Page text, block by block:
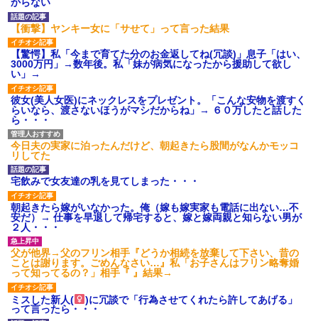
あり)
【ネット騒然】惨殺されたタ
ワマン頂き女子のこの動画、す
げえええええｗｗｗｗｗｗｗｗ
ｗｗｗ
【愕然】白のクラウン俺氏、
高速道路左車線を制限速度で走
った結果wwwwwwwwwwww
百年の恋12-899 食べた量を
張り合ってくる
【悲報】佐藤輝明・・・２軍
でも盛大にやらかす←あまり悲
しませないでくれ
からない
【衝撃】ヤンキー女に「サせて」って言った結果
【驚愕】私「今まで育てた分のお金返してね(冗談)」息子「はい、
3000万円」→数年後。私「妹が病気になったから援助して欲し
い」→
彼女(美人女医)にネックレスをプレゼント。「こんな安物を渡すく
らいなら、渡さないほうがマシだからね」→ ６０万したと話した
ら・・・
今日夫の実家に泊ったんだけど、朝起きたら股間がなんかモッコ
リしてた
宅飲みで女友達の乳を見てしまった・・・
朝起きたら嫁がいなかった。俺（嫁も嫁実家も電話に出ない…不
安だ）→ 仕事を早退して帰宅すると、嫁と嫁両親と知らない男が
２人・・・
父が他界→父のフリン相手『どうか相続を放棄して下さい、昔の
ことは謝ります。ごめんなさい…』私「お子さんはフリン略奪婚
って知ってるの？」相手『 』結果→
ミスした新人(
)に冗談で「行為させてくれたら許してあげる」
って言ったら・・・